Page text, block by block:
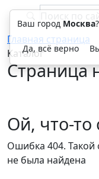
Главная страница
Каталог
Страница
Ой, что-то
Ошибка 404. Такой
не была найдена
Ваш город Москва?
Да, всё верно